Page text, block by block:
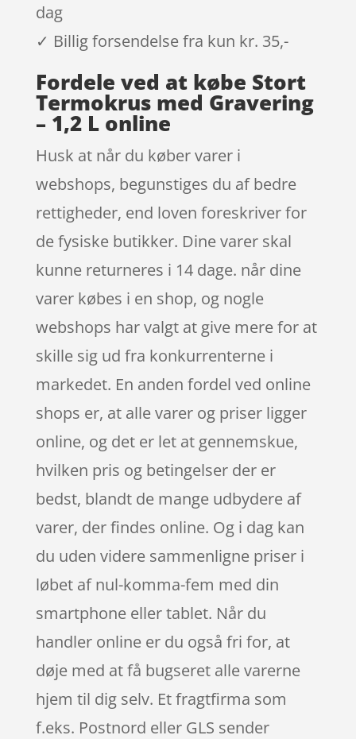
dag
✓ Billig forsendelse fra kun kr. 35,-
Fordele ved at købe Stort
Termokrus med Gravering
– 1,2 L online
Husk at når du køber varer i
webshops, begunstiges du af bedre
rettigheder, end loven foreskriver for
de fysiske butikker. Dine varer skal
kunne returneres i 14 dage. når dine
varer købes i en shop, og nogle
webshops har valgt at give mere for at
skille sig ud fra konkurrenterne i
markedet. En anden fordel ved online
shops er, at alle varer og priser ligger
online, og det er let at gennemskue,
hvilken pris og betingelser der er
bedst, blandt de mange udbydere af
varer, der findes online. Og i dag kan
du uden videre sammenligne priser i
løbet af nul-komma-fem med din
smartphone eller tablet. Når du
handler online er du også fri for, at
døje med at få bugseret alle varerne
hjem til dig selv. Et fragtfirma som
f.eks. Postnord eller GLS sender